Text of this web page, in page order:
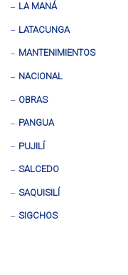
LA MANÁ
LATACUNGA
MANTENIMIENTOS
NACIONAL
OBRAS
PANGUA
PUJILÍ
SALCEDO
SAQUISILÍ
SIGCHOS